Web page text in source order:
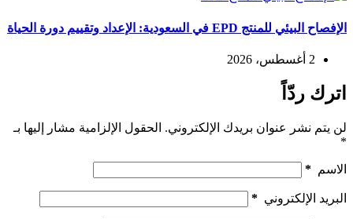
الإفصاح البيئي للمنتج EPD في السعودية: الإعداد وتقييم دورة الحياة
2 أغسطس، 2026
اترك ردّاً
لن يتم نشر عنوان بريدك الإلكتروني. الحقول الإلزامية مشار إليها بـ
*
الاسم *
البريد الإلكتروني *